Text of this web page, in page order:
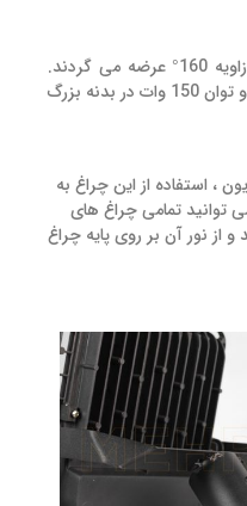
پروژکتور های این سری با رفلکتور زاویه 160° عرضه می گردند.
توان های 70 ، 100 در بدنه کوچک و توان 150 وات در بدنه بزرگ
استفاده از این چراغ به
تمامی چراغ های
از نور آن بر روی پایه چراغ